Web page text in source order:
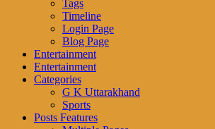
Tags
Timeline
Login Page
Blog Page
Entertainment
Entertainment
Categories
G K Uttarakhand
Sports
Posts Features